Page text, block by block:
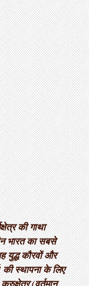
की गाथा
भारत का सबसे
युद्ध कौरवों और
स्थापना के लिए